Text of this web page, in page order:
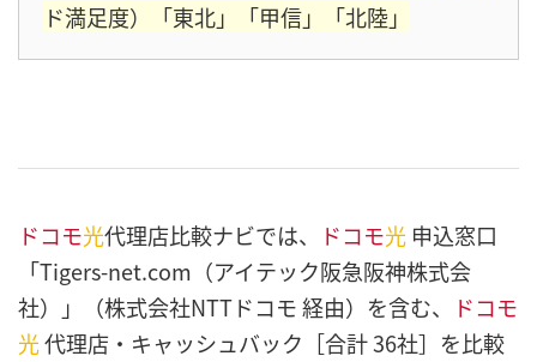
ド満足度）「東北」「甲信」「北陸」
ドコモ光代理店比較ナビでは、 ドコモ光 申込窓口
「Tigers-net.com（アイテック阪急阪神株式会
社）」（株式会社NTTドコモ 経由）を含む、
ドコモ
光代理店・キャッシュバック［合計 36社］を比較